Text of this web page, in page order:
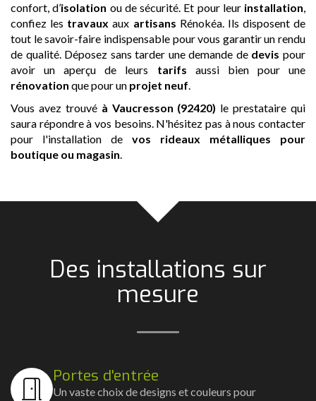
confort, d’isolation ou de sécurité. Et pour leur installation,
confiez les travaux aux artisans Rénokéa. Ils disposent de
tout le savoir-faire indispensable pour vous garantir un rendu
de qualité. Déposez sans tarder une demande de devis pour
avoir un aperçu de leurs tarifs aussi bien pour une
rénovation que pour un projet neuf.
Vous avez trouvé à Vaucresson (92420) le prestataire qui
saura répondre à vos besoins. N'hésitez pas à nous contacter
pour l'installation de vos rideaux métalliques pour
boutique ou magasin.
Des installations sur
mesure
Portes d'entrée
Un vaste choix de designs et couleurs pour